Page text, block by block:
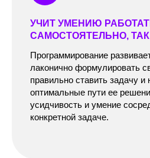
УЧИТ УМЕНИЮ
САМОСТОЯТЕЛЬНО,
Программирование
лаконично формулировать
правильно ставить задачу и
оптимальные пути ее
усидчивость и умение
конкретной задаче.